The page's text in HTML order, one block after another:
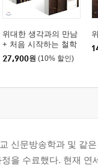
위대한 생각과의 만남
+ 처음 시작하는 철학
27,900원 (10% 할인)
신문방송학과 및 같
을 수료했다. 현재